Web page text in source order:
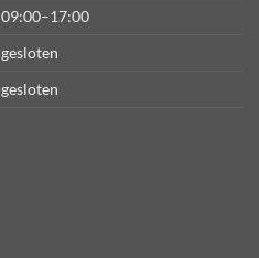
09:00–17:00
gesloten
gesloten